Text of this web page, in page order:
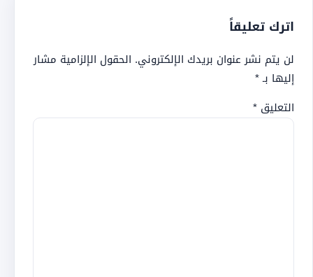
اترك تعليقاً
لن يتم نشر عنوان بريدك الإلكتروني. الحقول الإلزامية مشار
إليها بـ*
التعليق *